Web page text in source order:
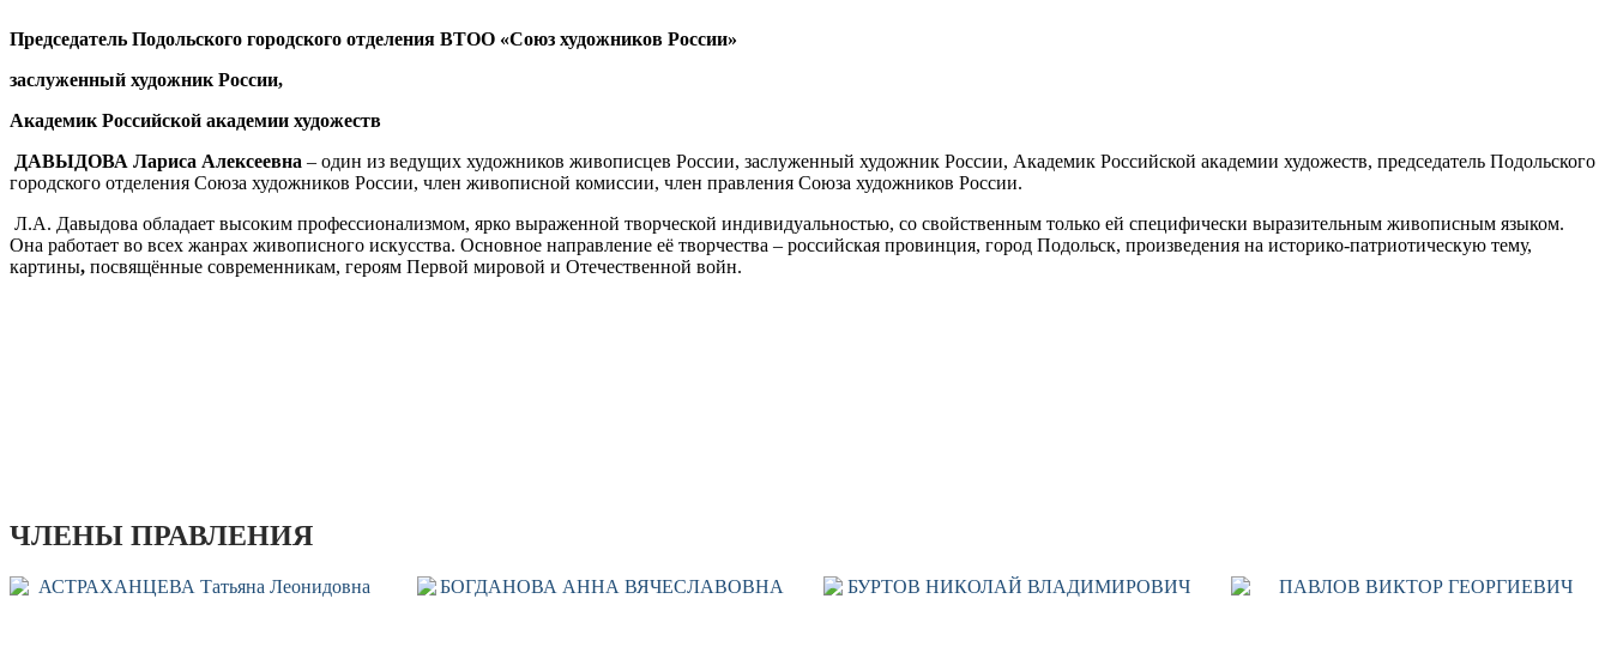
Председатель Подольского городского отделения ВТОО «Союз художников России»
заслуженный художник России,
Академик Российской академии художеств
ДАВЫДОВА Лариса Алексеевна – один из ведущих художников живописцев России, заслуженный художник России, Академик Российской академии художеств, председатель Подольского
городского отделения Союза художников России, член живописной комиссии, член правления Союза художников России.
Л.А. Давыдова обладает высоким профессионализмом, ярко выраженной творческой индивидуальностью, со свойственным только ей специфически выразительным живописным языком.
Она работает во всех жанрах живописного искусства. Основное направление её творчества – российская провинция, город Подольск, произведения на историко-патриотическую тему,
картины, посвящённые современникам, героям Первой мировой и Отечественной войн.
ЧЛЕНЫ ПРАВЛЕНИЯ